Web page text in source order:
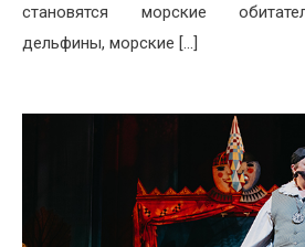
становятся морские
дельфины, морские […]